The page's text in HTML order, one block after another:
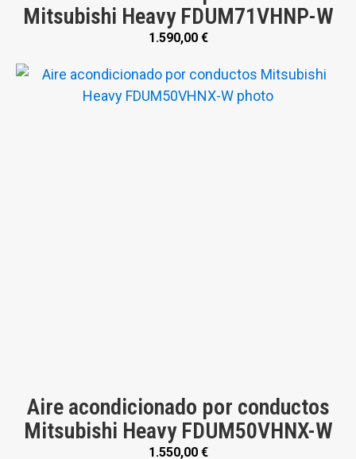
Mitsubishi Heavy FDUM71VHNP-W
1.590,00 €
Aire acondicionado por conductos
Mitsubishi Heavy FDUM50VHNX-W
1.550,00 €